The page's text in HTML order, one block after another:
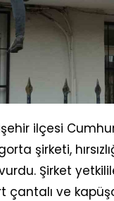
ilçesi
şirketi,
Şirket
çantalı ve